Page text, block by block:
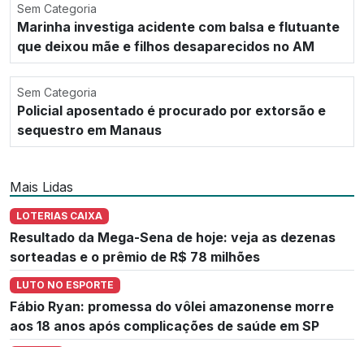
Sem Categoria
Marinha investiga acidente com balsa e flutuante
que deixou mãe e filhos desaparecidos no AM
Sem Categoria
Policial aposentado é procurado por extorsão e
sequestro em Manaus
Mais Lidas
LOTERIAS CAIXA
Resultado da Mega-Sena de hoje: veja as dezenas
sorteadas e o prêmio de R$ 78 milhões
LUTO NO ESPORTE
Fábio Ryan: promessa do vôlei amazonense morre
aos 18 anos após complicações de saúde em SP